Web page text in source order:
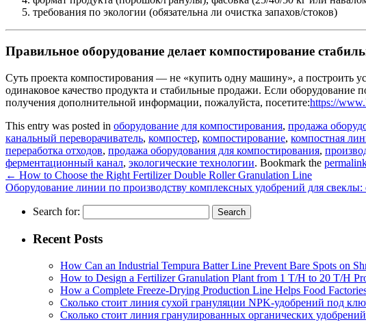
требования по экологии (обязательна ли очистка запахов/стоков)
Правильное оборудование делает компостирование
Суть проекта компостирования — не «купить одну машину», а построить
одинаковое качество продукта и стабильные продажи. Если
получения дополнительной информации, пожалуйста, посетите:https://
This entry was posted in оборудование для компостирования, продажа
канальный переворачиватель, компостер, компостирование, компостная
переработка отходов, продажа оборудования для компостирования,
ферментационный канал, экологические технологии. Bookmark the
← How to Choose the Right Fertilizer Double Roller Granulation Line
Оборудование линии по производству комплексных удобрений для
Search for:
Recent Posts
How Can an Industrial Tempura Batter Line Prevent Bare Spots on
How to Design a Fertilizer Granulation Plant from 1 T/H to 20 T/H
How a Complete Freeze-Drying Production Line Helps Food
Сколько стоит линия сухой грануляции NPK-удобрений под
Сколько стоит линия гранулированных органических